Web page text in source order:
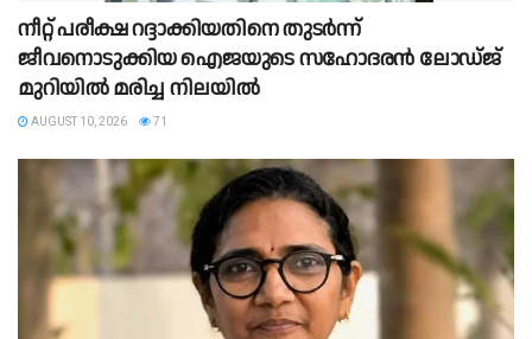
നീറ്റ് പരീക്ഷ റദ്ദാക്കിയതിനെ തുടർന്ന്
ജീവനൊടുക്കിയ ഐജയുടെ സഹോദരൻ ലോഡ്‌ജ്
മുറിയിൽ മരിച്ച നിലയിൽ
AUGUST 10, 2026 71